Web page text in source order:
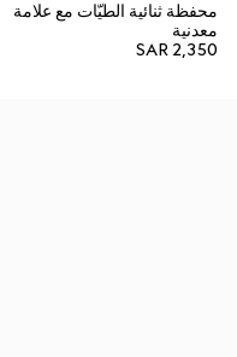
محفظة ثنائية الطيّات مع علامة
معدنية
SAR 2,350